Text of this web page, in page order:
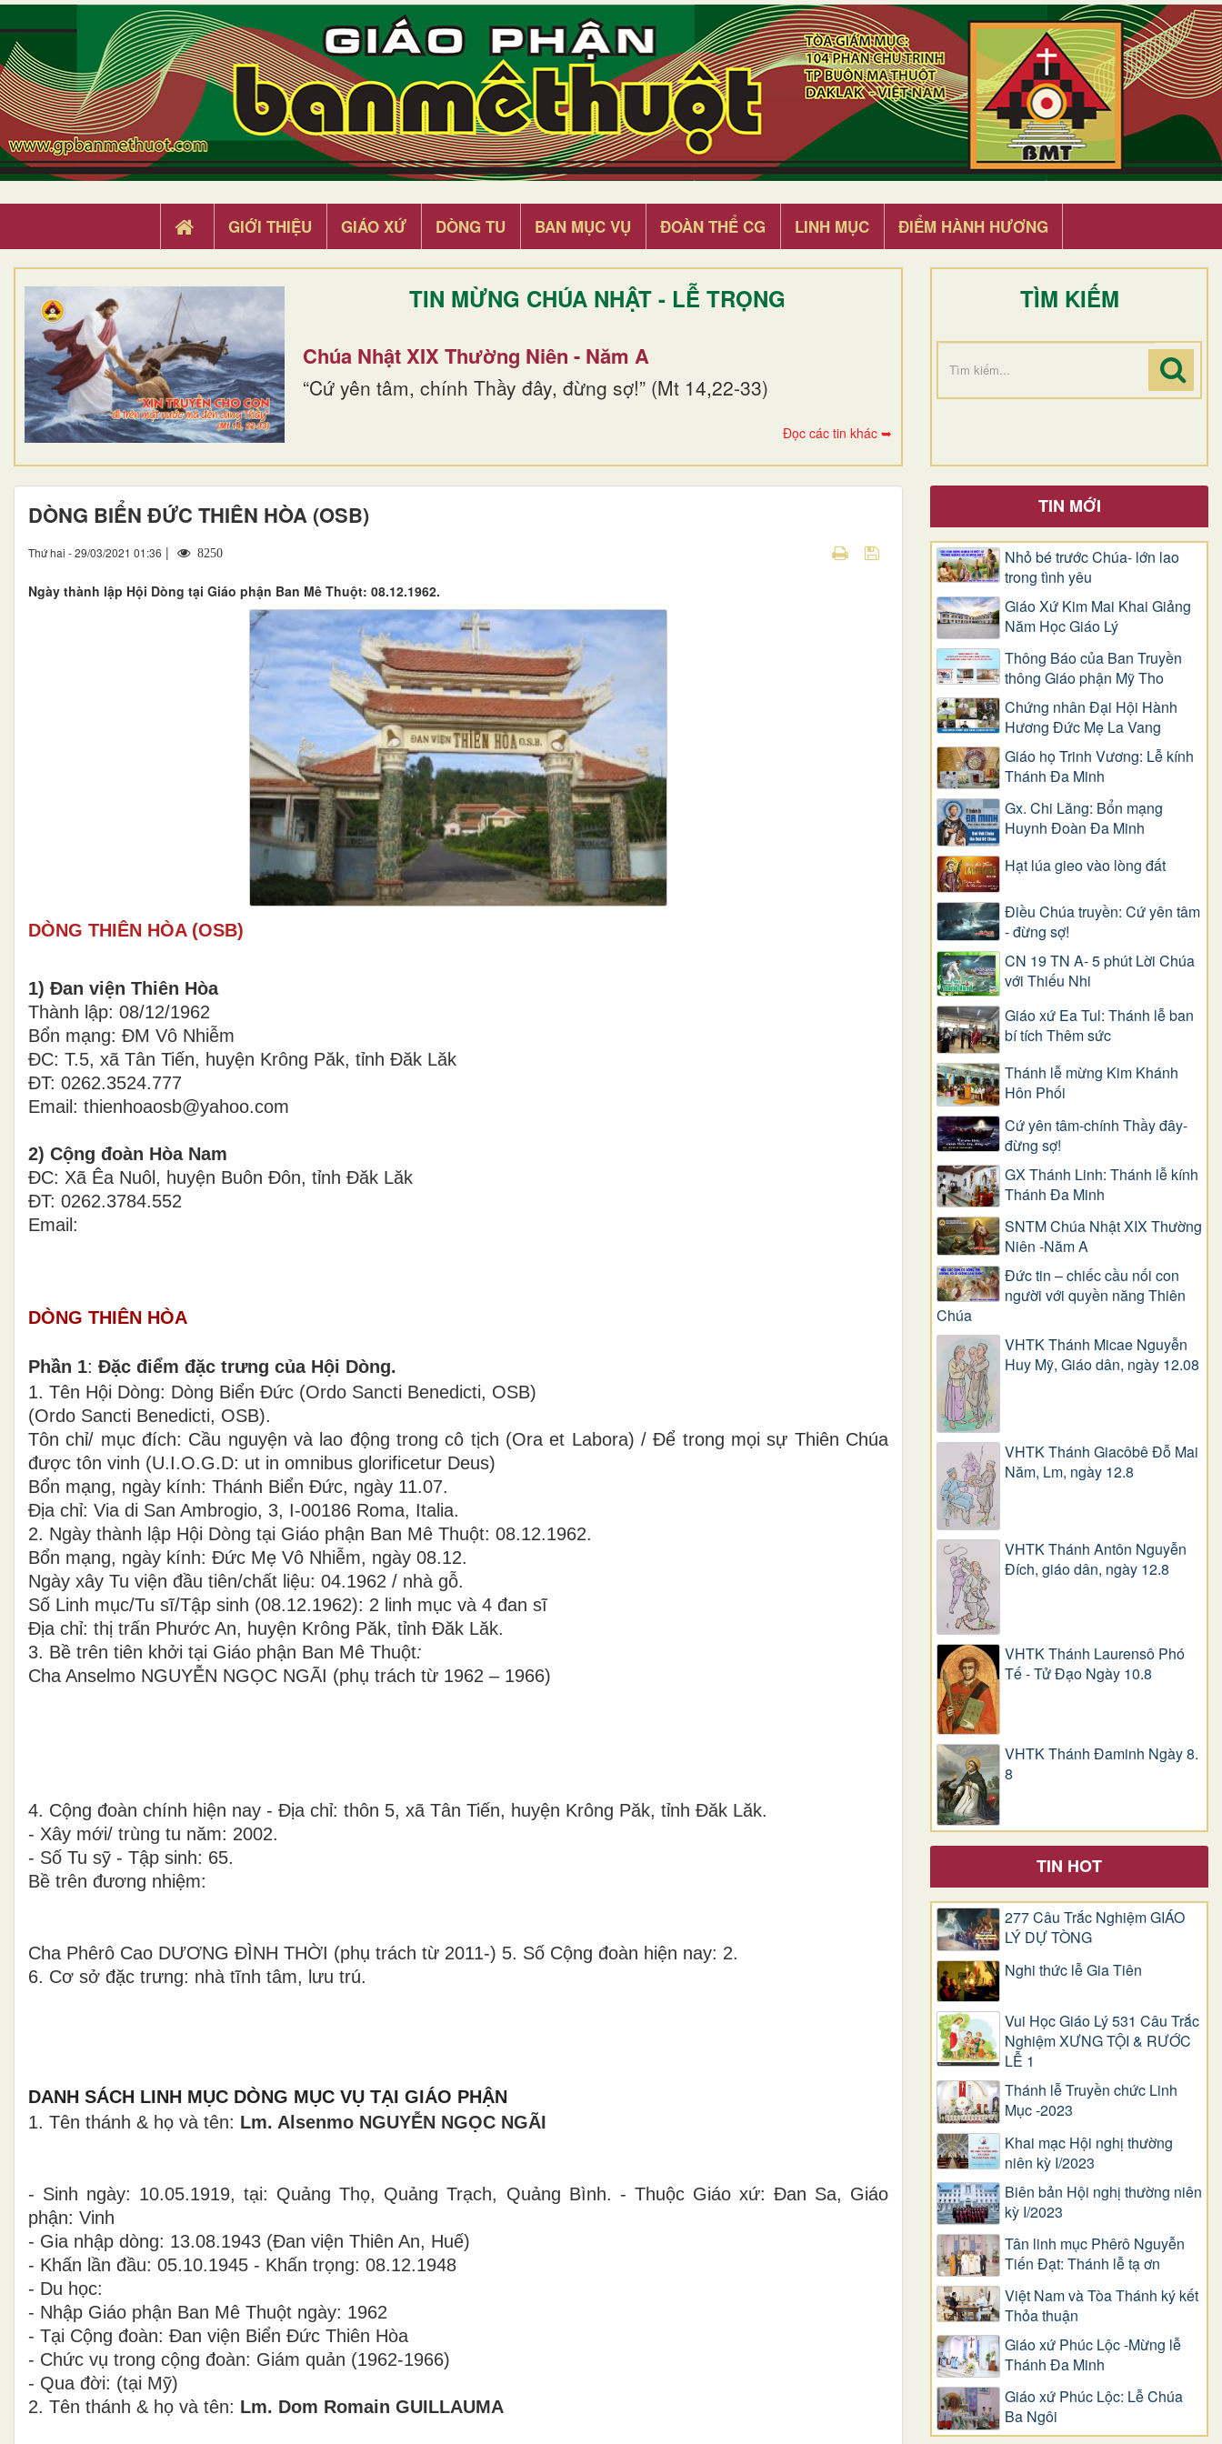
GIỚI THIỆU GIÁO XỨ DÒNG TU BAN MỤC VỤ ĐOÀN THỂ CG LINH MỤC ĐIỂM HÀNH HƯƠNG
TIN MỪNG CHÚA NHẬT - LỄ TRỌNG
Chúa Nhật XIX Thường Niên - Năm A
“Cứ yên tâm, chính Thầy đây, đừng sợ!” (Mt 14,22-33)
Đọc các tin khác ➥
TÌM KIẾM
DÒNG BIỂN ĐỨC THIÊN HÒA (OSB)
Thứ hai - 29/03/2021 01:36 | 8250
Ngày thành lập Hội Dòng tại Giáo phận Ban Mê Thuột: 08.12.1962.
DÒNG THIÊN HÒA (OSB)
1) Đan viện Thiên Hòa
Thành lập: 08/12/1962
Bổn mạng: ĐM Vô Nhiễm
ĐC: T.5, xã Tân Tiến, huyện Krông Păk, tỉnh Đăk Lăk
ĐT: 0262.3524.777
Email: thienhoaosb@yahoo.com
2) Cộng đoàn Hòa Nam
ĐC: Xã Êa Nuôl, huyện Buôn Đôn, tỉnh Đăk Lăk
ĐT: 0262.3784.552
Email:
DÒNG THIÊN HÒA
Phần 1: Đặc điểm đặc trưng của Hội Dòng.
1. Tên Hội Dòng: Dòng Biển Đức (Ordo Sancti Benedicti, OSB)
(Ordo Sancti Benedicti, OSB).
Tôn chỉ/ mục đích: Cầu nguyện và lao động trong cô tịch (Ora et Labora) / Để trong mọi sự Thiên Chúa
được tôn vinh (U.I.O.G.D: ut in omnibus glorificetur Deus)
Bổn mạng, ngày kính: Thánh Biển Đức, ngày 11.07.
Địa chỉ: Via di San Ambrogio, 3, I-00186 Roma, Italia.
2. Ngày thành lập Hội Dòng tại Giáo phận Ban Mê Thuột: 08.12.1962.
Bổn mạng, ngày kính: Đức Mẹ Vô Nhiễm, ngày 08.12.
Ngày xây Tu viện đầu tiên/chất liệu: 04.1962 / nhà gỗ.
Số Linh mục/Tu sĩ/Tập sinh (08.12.1962): 2 linh mục và 4 đan sĩ
Địa chỉ: thị trấn Phước An, huyện Krông Păk, tỉnh Đăk Lăk.
3. Bề trên tiên khởi tại Giáo phận Ban Mê Thuột:
Cha Anselmo NGUYỄN NGỌC NGÃI (phụ trách từ 1962 – 1966)
4. Cộng đoàn chính hiện nay - Địa chỉ: thôn 5, xã Tân Tiến, huyện Krông Păk, tỉnh Đăk Lăk.
- Xây mới/ trùng tu năm: 2002.
- Số Tu sỹ - Tập sinh: 65.
Bề trên đương nhiệm:
Cha Phêrô Cao DƯƠNG ĐÌNH THỜI (phụ trách từ 2011-) 5. Số Cộng đoàn hiện nay: 2.
6. Cơ sở đặc trưng: nhà tĩnh tâm, lưu trú.
DANH SÁCH LINH MỤC DÒNG MỤC VỤ TẠI GIÁO PHẬN
1. Tên thánh & họ và tên: Lm. Alsenmo NGUYỄN NGỌC NGÃI
- Sinh ngày: 10.05.1919, tại: Quảng Thọ, Quảng Trạch, Quảng Bình. - Thuộc Giáo xứ: Đan Sa, Giáo
phận: Vinh
- Gia nhập dòng: 13.08.1943 (Đan viện Thiên An, Huế)
- Khấn lần đầu: 05.10.1945 - Khấn trọng: 08.12.1948
- Du học:
- Nhập Giáo phận Ban Mê Thuột ngày: 1962
- Tại Cộng đoàn: Đan viện Biển Đức Thiên Hòa
- Chức vụ trong cộng đoàn: Giám quản (1962-1966)
- Qua đời: (tại Mỹ)
2. Tên thánh & họ và tên: Lm. Dom Romain GUILLAUMA
TIN MỚI
Nhỏ bé trước Chúa- lớn lao
trong tình yêu
Giáo Xứ Kim Mai Khai Giảng
Năm Học Giáo Lý
Thông Báo của Ban Truyền
thông Giáo phận Mỹ Tho
Chứng nhân Đại Hội Hành
Hương Đức Mẹ La Vang
Giáo họ Trinh Vương: Lễ kính
Thánh Đa Minh
Gx. Chi Lăng: Bổn mạng
Huynh Đoàn Đa Minh
Hạt lúa gieo vào lòng đất
Điều Chúa truyền: Cứ yên tâm
- đừng sợ!
CN 19 TN A- 5 phút Lời Chúa
với Thiếu Nhi
Giáo xứ Ea Tul: Thánh lễ ban
bí tích Thêm sức
Thánh lễ mừng Kim Khánh
Hôn Phối
Cứ yên tâm-chính Thầy đây-
đừng sợ!
GX Thánh Linh: Thánh lễ kính
Thánh Đa Minh
SNTM Chúa Nhật XIX Thường
Niên -Năm A
Đức tin – chiếc cầu nối con
người với quyền năng Thiên
Chúa
VHTK Thánh Micae Nguyễn
Huy Mỹ, Giáo dân, ngày 12.08
VHTK Thánh Giacôbê Ðỗ Mai
Năm, Lm, ngày 12.8
VHTK Thánh Antôn Nguyễn
Ðích, giáo dân, ngày 12.8
VHTK Thánh Laurensô Phó
Tế - Tử Đạo Ngày 10.8
VHTK Thánh Đaminh Ngày 8.
8
TIN HOT
277 Câu Trắc Nghiệm GIÁO
LÝ DỰ TÒNG
Nghi thức lễ Gia Tiên
Vui Học Giáo Lý 531 Câu Trắc
Nghiệm XƯNG TỘI & RƯỚC
LỄ 1
Thánh lễ Truyền chức Linh
Mục -2023
Khai mạc Hội nghị thường
niên kỳ I/2023
Biên bản Hội nghị thường niên
kỳ I/2023
Tân linh mục Phêrô Nguyễn
Tiến Đạt: Thánh lễ tạ ơn
Việt Nam và Tòa Thánh ký kết
Thỏa thuận
Giáo xứ Phúc Lộc -Mừng lễ
Thánh Đa Minh
Giáo xứ Phúc Lộc: Lễ Chúa
Ba Ngôi